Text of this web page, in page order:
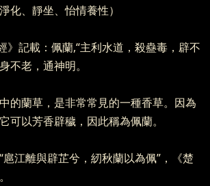
化、靜坐、怡情養性）
》記載：佩蘭,“主利水道，殺蠱毒，辟不
不老，通神明。
的蘭草，是非常常見的一種香草。因為
可以芳香辟穢，因此稱為佩蘭。
江離與辟芷兮，紉秋蘭以為佩”，《楚